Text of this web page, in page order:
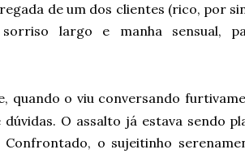
de um dos clientes (rico, por
largo e manha sensual,
quando o viu conversando
O assalto já estava sendo
Confrontado, o sujeitinho